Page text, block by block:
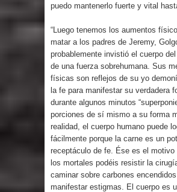
puedo mantenerlo fuerte y vital
“Luego tenemos los aumentos
matar a los padres de Jeremy,
probablemente invistió el cuerpo
de una fuerza sobrehumana. Sus
físicas son reflejos de su yo
la fe para manifestar su verdadera
durante algunos minutos
porciones de sí mismo a su forma
realidad, el cuerpo humano puede
fácilmente porque la carne es un
receptáculo de fe. Ése es el motivo
los mortales podéis resistir la
caminar sobre carbones
manifestar estigmas. El cuerpo es